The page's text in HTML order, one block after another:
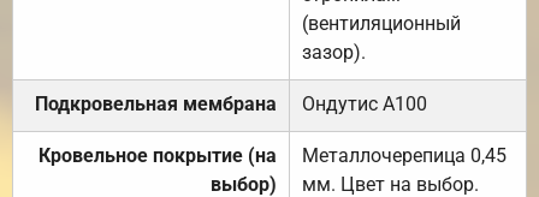
(вентиляционный
зазор).
Подкровельная мембрана Ондутис А100
Кровельное покрытие (на
выбор)
Металлочерепица 0,45
мм. Цвет на выбор.